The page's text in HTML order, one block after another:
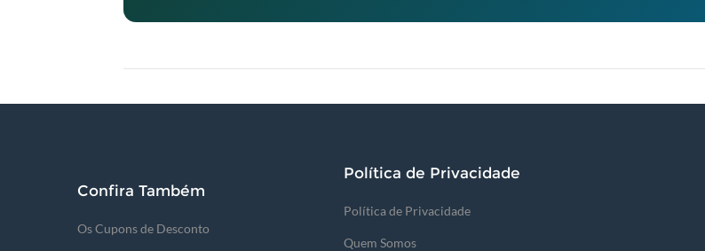
Confira Também
Os Cupons de Desconto
Política de Privacidade
Política de Privacidade
Quem Somos